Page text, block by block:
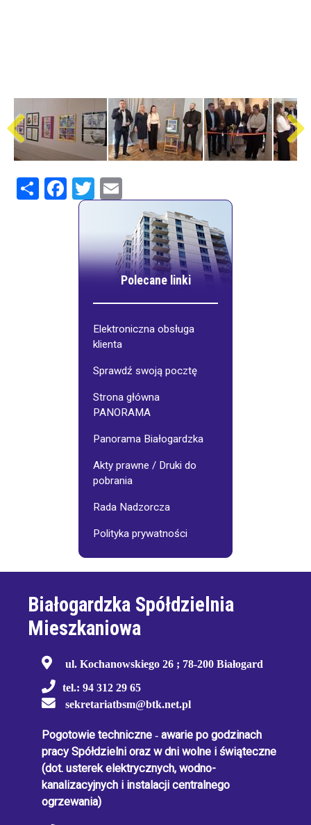
ShareFacebook
Twitter
Polecane linki
Elektroniczna obsługa
klienta
Sprawdź swoją pocztę
Strona główna
PANORAMA
Panorama Białogardzka
Akty prawne / Druki do
pobrania
Rada Nadzorcza
Polityka prywatności
Białogardzka Spółdzielnia
Mieszkaniowa
ul. Kochanowskiego 26 ; 78-200 Białogard
tel.: 94 312 29 65
sekretariatbsm@btk.net.pl
Pogotowie techniczne - awarie po godzinach
pracy Spółdzielni oraz w dni wolne i świąteczne
(dot. usterek elektrycznych, wodno-
kanalizacyjnych i instalacji centralnego
ogrzewania)